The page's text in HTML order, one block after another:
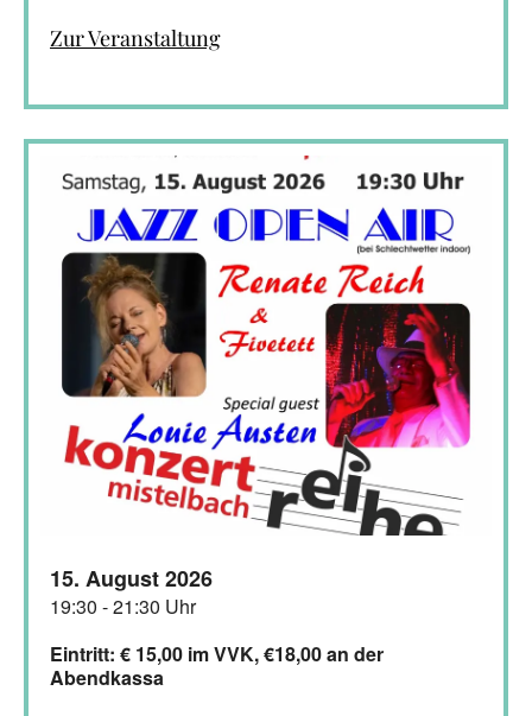
Zur Veranstaltung
15. August 2026
19:30 - 21:30 Uhr
Eintritt: € 15,00 im VVK, €18,00 an der
Abendkassa